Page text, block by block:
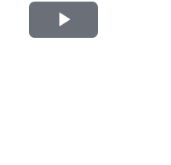
Reproducir